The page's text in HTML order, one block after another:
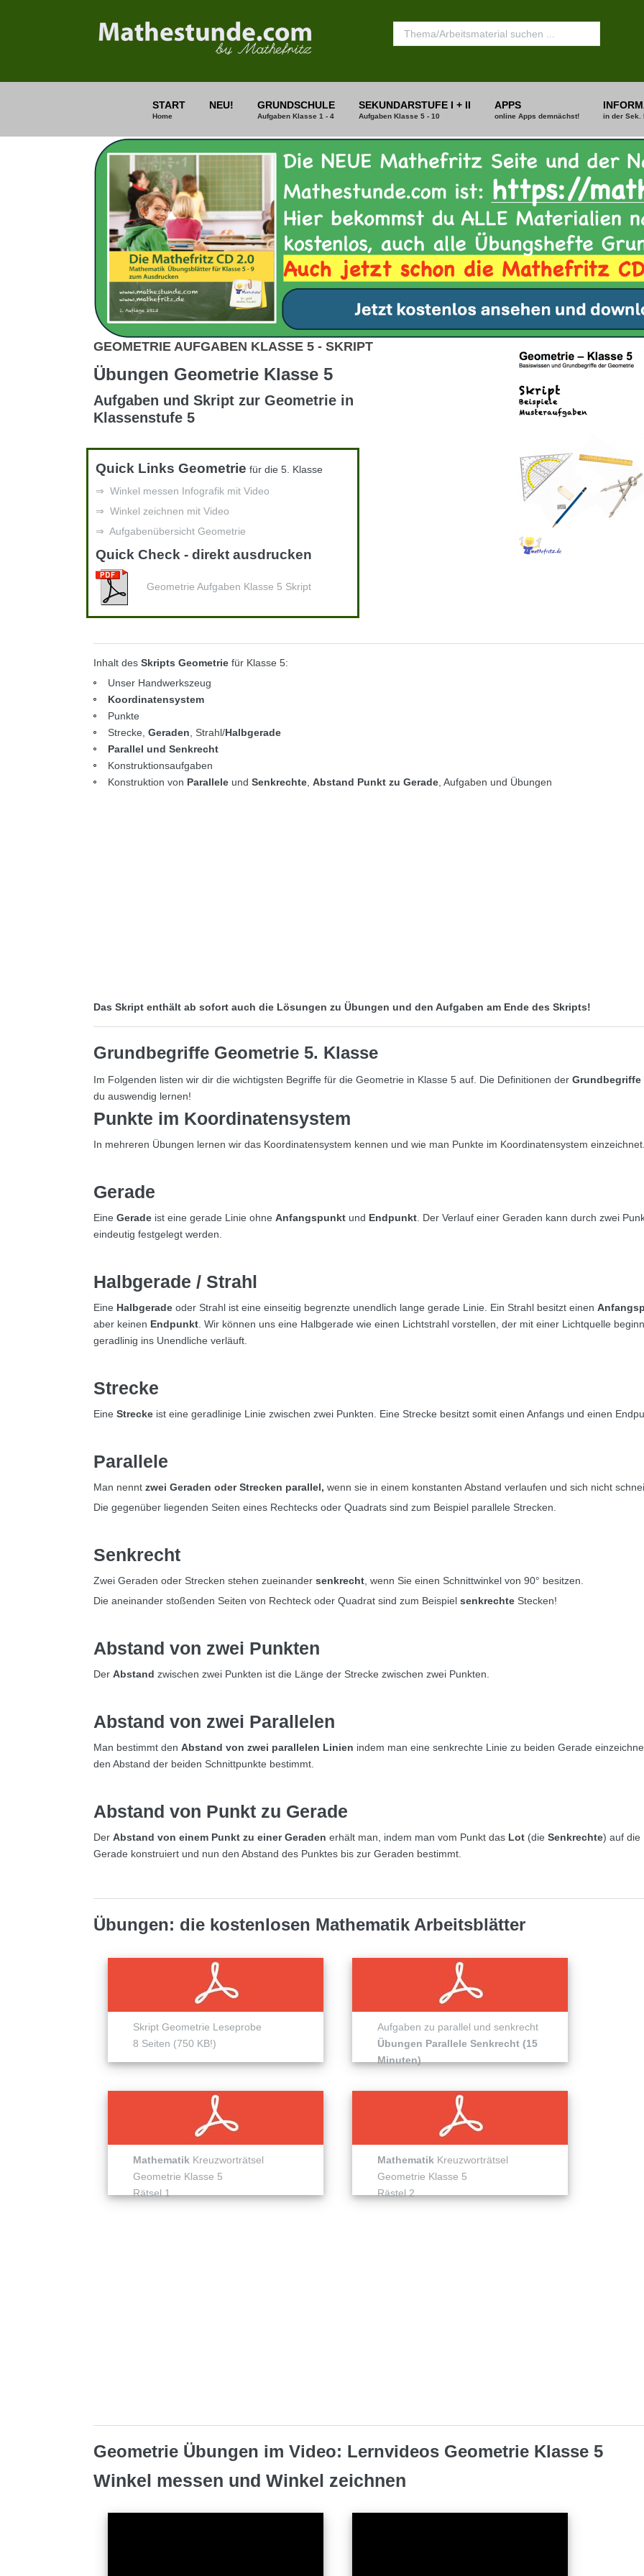
START
Home
NEU! GRUNDSCHULE
Aufgaben Klasse 1 - 4
SEKUNDARSTUFE I + II
Aufgaben Klasse 5 - 10
APPS
online Apps demnächst! in der Sek. I
GEOMETRIE AUFGABEN KLASSE 5 - SKRIPT
Übungen Geometrie Klasse 5
Aufgaben und Skript zur Geometrie in
Klassenstufe 5
Quick Links Geometrie für die 5. Klasse
⇒ Winkel messen Infografik mit Video
⇒ Winkel zeichnen mit Video
⇒ Aufgabenübersicht Geometrie
Quick Check - direkt ausdrucken
Geometrie Aufgaben Klasse 5 Skript
Inhalt des Skripts Geometriefür Klasse 5:
Unser Handwerkszeug
Koordinatensystem
Punkte
Strecke, Geraden , Strahl/Halbgerade
Parallel und Senkrecht
Konstruktionsaufgaben
Konstruktion von Paralleleund Senkrechte, Abstand Punkt zu Gerade, Aufgaben und Übungen
Das Skript enthält ab sofort auch die Lösungen zu Übungen und den Aufgaben am Ende des Skripts!
GrundbegriffeGeometrie 5. Klasse
Im Folgenden listen wir dir die wichtigsten Begriffe für die Geometrie in Klasse 5 auf. Die Definitionen der Grundbegriffe
du auswendig lernen!
Punkte im Koordinatensystem
In mehreren Übungen lernen wir das Koordinatensystem kennen und wie man Punkte im Koordinatensystem einzeichnet.
Gerade
Eine Geradeist eine gerade Linie ohne Anfangspunktund Endpunkt. Der Verlauf einer Geraden kann durch zwei
eindeutig festgelegt werden.
Halbgerade / Strahl
Eine Halbgeradeoder Strahl ist eine einseitig begrenzte unendlich lange gerade Linie. Ein Strahl besitzt einen
aber keinen Endpunkt. Wir können uns eine Halbgerade wie einen Lichtstrahl vorstellen, der mit einer Lichtquelle
geradlinig ins Unendliche verläuft.
Strecke
Eine Streckeist eine geradlinige Linie zwischen zwei Punkten. Eine Strecke besitzt somit einen Anfangs und einen
Parallele
Man nennt zwei Geraden oder Strecken parallel, wenn sie in einem konstanten Abstand verlaufen und sich nicht
Die gegenüber liegenden Seiten eines Rechtecks oder Quadrats sind zum Beispiel parallele Strecken.
Senkrecht
Zwei Geraden oder Strecken stehen zueinander senkrecht, wenn Sie einen Schnittwinkel von 90° besitzen.
Die aneinander stoßenden Seiten von Rechteck oder Quadrat sind zum Beispiel senkrechteStecken!
Abstand von zwei Punkten
Der Abstand zwischen zwei Punkten ist die Länge der Strecke zwischen zwei Punkten.
Abstand von zwei Parallelen
Man bestimmt den Abstand von zwei parallelen Linien indem man eine senkrechte Linie zu beiden Gerade
den Abstand der beiden Schnittpunkte bestimmt.
Abstand von Punkt zu Gerade
Der Abstand von einem Punkt zu einer Geraden erhält man, indem man vom Punkt das Lot(dieSenkrechte) auf die
Gerade konstruiert und nun den Abstand des Punktes bis zur Geraden bestimmt.
Übungen: die kostenlosen MathematikArbeitsblätter
Skript Geometrie Leseprobe
8 Seiten (750 KB!)
Aufgaben zu parallel und senkrecht
Übungen Parallele Senkrecht (15
Minuten)
Mathematik Kreuzworträtsel
Geometrie Klasse 5
Rätsel 1
Mathematik Kreuzworträtsel
Geometrie Klasse 5
Rästel 2
Geometrie Übungen im Video: Lernvideos Geometrie Klasse 5
Winkel messen und Winkel zeichnen